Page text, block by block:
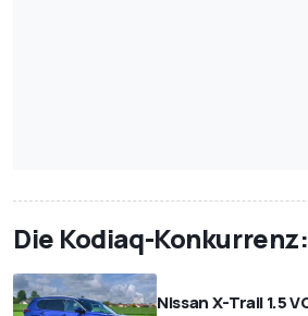
Die Kodiaq-Konkurrenz:
Nissan X-Trail 1.5